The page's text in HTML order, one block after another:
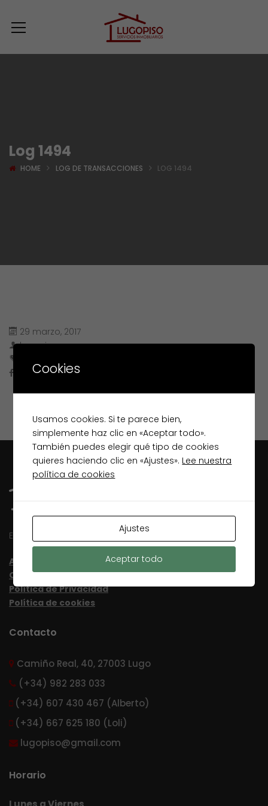
Log 1494
HOME LOG DE TRANSACCIONES LOG 1494
29 marzo, 2017
lugopiso
Especialistas inmobiliarios en Lugo desde 2003
Aviso Legal
Condiciones de uso
Política de Privacidad
Política de cookies
Contacto
Camiño Real, 40, 27003 Lugo
(+34) 982 283 033
(+34) 607 430 467 (Alberto)
(+34) 667 625 180 (Loli)
lugopiso@gmail.com
Horario
Cookies
Usamos cookies. Si te parece bien,
simplemente haz clic en «Aceptar todo».
También puedes elegir qué tipo de cookies
quieres haciendo clic en «Ajustes». Lee nuestra
política de cookies
Ajustes
Aceptar todo